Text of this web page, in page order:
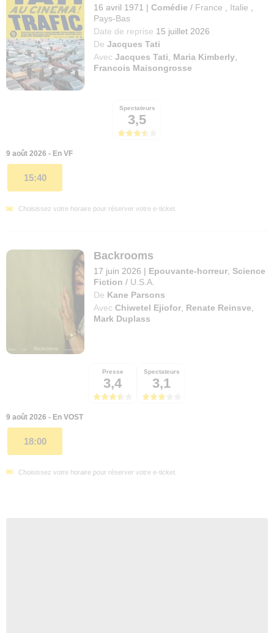
16 avril 1971 | Comédie / France Italie
Pays-Bas
Date de reprise 15 juillet 2026
De Jacques Tati
Avec Jacques Tati Maria Kimberly
Francois Maisongrosse
Spectateurs
3,5
9 août 2026 - En VF
15:40
Choisissez votre horaire pour réserver votre e-ticket.
Backrooms
17 juin 2026 | Epouvante-horreur ,Science
Fiction / U.S.A.
De Kane Parsons
Avec Chiwetel Ejiofor Renate Reinsve
Mark Duplass
Presse
3,4
Spectateurs
3,1
9 août 2026 - En VOST
18:00
Choisissez votre horaire pour réserver votre e-ticket.